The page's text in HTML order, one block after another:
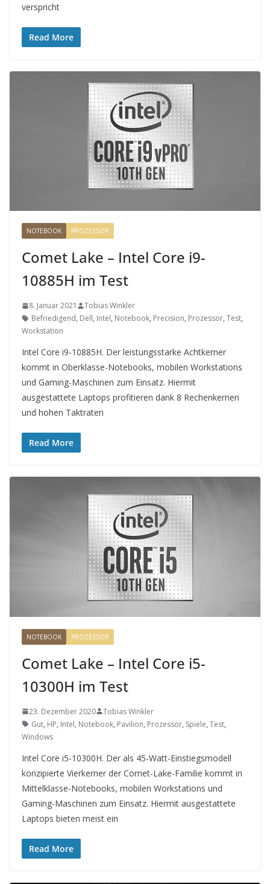
verspricht
Read More
NOTEBOOK PROZESSOR
Comet Lake – Intel Core i9-
10885H im Test
8. Januar 2021
Tobias Winkler
Befriedigend, Dell, Intel, Notebook, Precision, Prozessor, Test,
Workstation
Intel Core i9-10885H. Der leistungsstarke Achtkerner
kommt in Oberklasse-Notebooks, mobilen Workstations
und Gaming-Maschinen zum Einsatz. Hiermit
ausgestattete Laptops profitieren dank 8 Rechenkernen
und hohen Taktraten
Read More
NOTEBOOK PROZESSOR
Comet Lake – Intel Core i5-
10300H im Test
23. Dezember 2020
Tobias Winkler
Gut, HP, Intel, Notebook, Pavilion, Prozessor, Spiele, Test,
Windows
Intel Core i5-10300H. Der als 45-Watt-Einstiegsmodell
konzipierte Vierkerner der Comet-Lake-Familie kommt in
Mittelklasse-Notebooks, mobilen Workstations und
Gaming-Maschinen zum Einsatz. Hiermit ausgestattete
Laptops bieten meist ein
Read More